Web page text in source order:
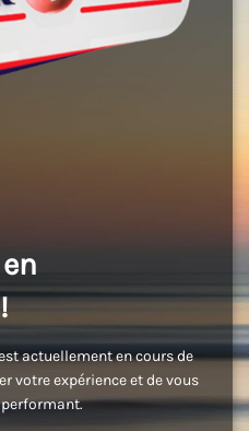
actuellement en cours de
votre expérience et de vous